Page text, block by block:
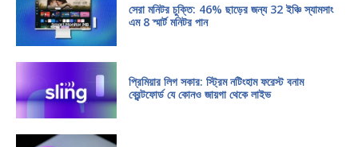
সেরা মনিটর চুক্তি: 46% ছাড়ের জন্য 32 ইঞ্চি স্যামসাং
এম 8 স্মার্ট মনিটর পান
প্রিমিয়ার লিগ সকার: স্ট্রিম নটিংহাম ফরেস্ট বনাম
ব্রেন্টফোর্ড যে কোনও জায়গা থেকে লাইভ